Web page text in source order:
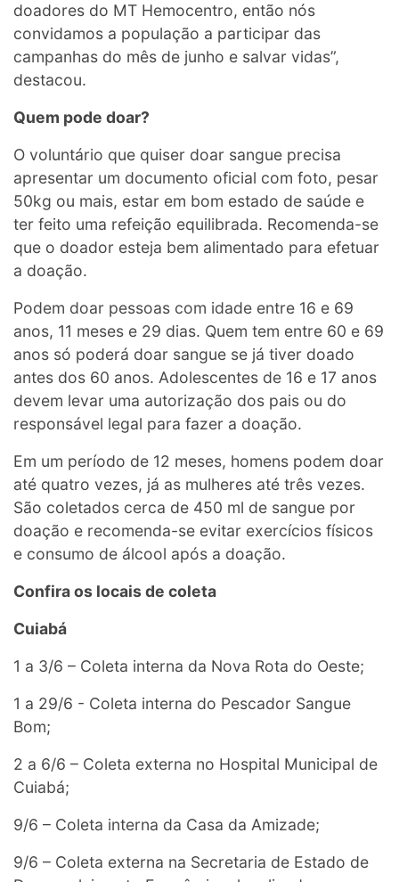
doadores do MT Hemocentro, então nós
convidamos a população a participar das
campanhas do mês de junho e salvar vidas”,
destacou.
Quem pode doar?
O voluntário que quiser doar sangue precisa
apresentar um documento oficial com foto, pesar
50kg ou mais, estar em bom estado de saúde e
ter feito uma refeição equilibrada. Recomenda-se
que o doador esteja bem alimentado para efetuar
a doação.
Podem doar pessoas com idade entre 16 e 69
anos, 11 meses e 29 dias. Quem tem entre 60 e 69
anos só poderá doar sangue se já tiver doado
antes dos 60 anos. Adolescentes de 16 e 17 anos
devem levar uma autorização dos pais ou do
responsável legal para fazer a doação.
Em um período de 12 meses, homens podem doar
até quatro vezes, já as mulheres até três vezes.
São coletados cerca de 450 ml de sangue por
doação e recomenda-se evitar exercícios físicos
e consumo de álcool após a doação.
Confira os locais de coleta
Cuiabá
1 a 3/6 – Coleta interna da Nova Rota do Oeste;
1 a 29/6 - Coleta interna do Pescador Sangue
Bom;
2 a 6/6 – Coleta externa no Hospital Municipal de
Cuiabá;
9/6 – Coleta interna da Casa da Amizade;
9/6 – Coleta externa na Secretaria de Estado de